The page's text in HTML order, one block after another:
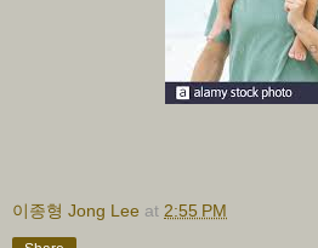
이종형 Jong Lee at 2:55 PM